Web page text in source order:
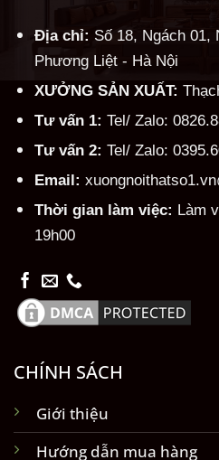
Địa chỉ: Số 18, Ngách 01,
Phương Liệt - Hà Nội
XƯỞNG SẢN XUẤT:
Tư vấn 1: Tel/ Zalo:
Tư vấn 2: Tel/ Zalo:
Email:
Thời gian làm việc: Làm
19h00
CHÍNH SÁCH
Giới thiệu
Hướng dẫn mua hàng